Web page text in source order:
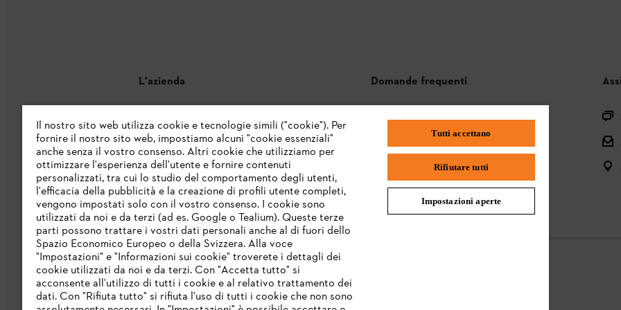
L'azienda
Catalogo
Informazioni per i fornitori
Sistema di denuncia STIHL
Domande frequenti
Batterie e attrezzi elettrici
Istruzioni per l'uso
Protezione dati Nota legale Cookies Informazioni legali
Il nostro sito web utilizza cookie e tecnologie simili ("cookie"). Per
fornire il nostro sito web, impostiamo alcuni "cookie essenziali"
anche senza il vostro consenso. Altri cookie che utilizziamo per
ottimizzare l'esperienza dell'utente e fornire contenuti
personalizzati, tra cui lo studio del comportamento degli utenti,
l'efficacia della pubblicità e la creazione di profili utente completi,
vengono impostati solo con il vostro consenso. I cookie sono
utilizzati da noi e da terzi (ad es. Google o Tealium). Queste terze
parti possono trattare i vostri dati personali anche al di fuori dello
Spazio Economico Europeo o della Svizzera. Alla voce
"Impostazioni" e "Informazioni sui cookie" troverete i dettagli dei
cookie utilizzati da noi e da terzi. Con "Accetta tutto" si
acconsente all'utilizzo di tutti i cookie e al relativo trattamento dei
dati. Con "Rifiuta tutto" si rifiuta l'uso di tutti i cookie che non sono
Tutti accettano
Rifiutare tutti
Impostazioni aperte